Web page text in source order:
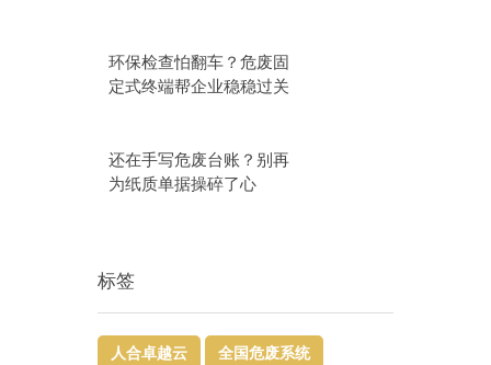
环保检查怕翻车？危废固
定式终端帮企业稳稳过关
还在手写危废台账？别再
为纸质单据操碎了心
标签
人合卓越云 全国危废系统